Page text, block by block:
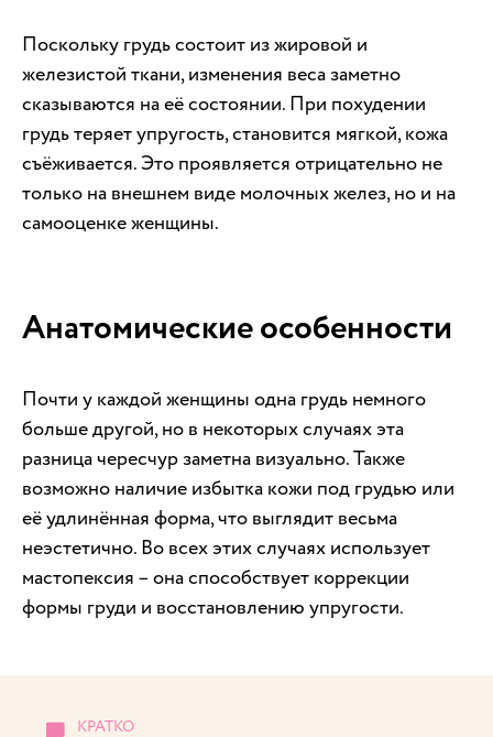
Поскольку грудь состоит из жировой и
железистой ткани, изменения веса заметно
сказываются на её состоянии. При похудении
грудь теряет упругость, становится мягкой, кожа
съёживается. Это проявляется отрицательно не
только на внешнем виде молочных желез, но и на
самооценке женщины.
Анатомические особенности
Почти у каждой женщины одна грудь немного
больше другой, но в некоторых случаях эта
разница чересчур заметна визуально. Также
возможно наличие избытка кожи под грудью или
её удлинённая форма, что выглядит весьма
неэстетично. Во всех этих случаях использует
мастопексия – она способствует коррекции
формы груди и восстановлению упругости.